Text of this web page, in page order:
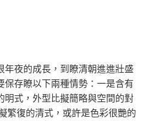
年夜的成長，到瞭清朝進進壯盛
保存瞭以下兩種情勢：一是含有
明式，外型比擬簡略與空間的對
繁復的清式，或許是色彩很艷的